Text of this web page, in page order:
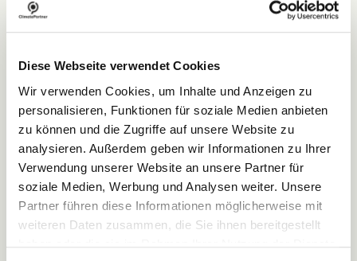
Diese Webseite verwendet Cookies
Wir verwenden Cookies, um Inhalte und Anzeigen zu
personalisieren, Funktionen für soziale Medien anbieten
zu können und die Zugriffe auf unsere Website zu
analysieren. Außerdem geben wir Informationen zu Ihrer
Verwendung unserer Website an unsere Partner für
soziale Medien, Werbung und Analysen weiter. Unsere
Partner führen diese Informationen möglicherweise mit
weiteren Daten zusammen, die Sie ihnen bereitgestellt
Artikel